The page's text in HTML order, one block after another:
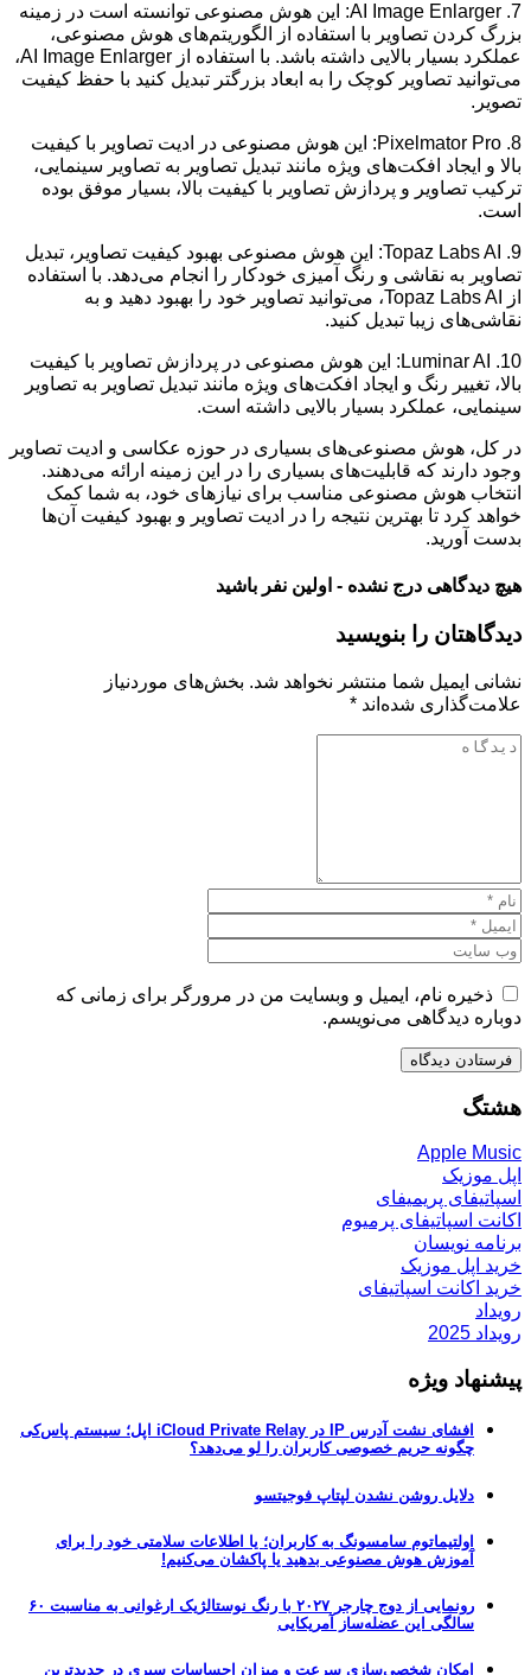
7. AI Image Enlarger: این هوش مصنوعی توانسته است در زمینه
بزرگ کردن تصاویر با استفاده از الگوریتم‌های هوش مصنوعی،
عملکرد بسیار بالایی داشته باشد. با استفاده از AI Image Enlarger،
می‌توانید تصاویر کوچک را به ابعاد بزرگتر تبدیل کنید با حفظ کیفیت
تصویر.
8. Pixelmator Pro: این هوش مصنوعی در ادیت تصاویر با کیفیت
بالا و ایجاد افکت‌های ویژه مانند تبدیل تصاویر به تصاویر سینمایی،
ترکیب تصاویر و پردازش تصاویر با کیفیت بالا، بسیار موفق بوده
است.
9. Topaz Labs AI: این هوش مصنوعی بهبود کیفیت تصاویر، تبدیل
تصاویر به نقاشی و رنگ آمیزی خودکار را انجام می‌دهد. با استفاده
از Topaz Labs AI، می‌توانید تصاویر خود را بهبود دهید و به
نقاشی‌های زیبا تبدیل کنید.
10. Luminar AI: این هوش مصنوعی در پردازش تصاویر با کیفیت
بالا، تغییر رنگ و ایجاد افکت‌های ویژه مانند تبدیل تصاویر به تصاویر
سینمایی، عملکرد بسیار بالایی داشته است.
در کل، هوش مصنوعی‌های بسیاری در حوزه عکاسی و ادیت تصاویر
وجود دارند که قابلیت‌های بسیاری را در این زمینه ارائه می‌دهند.
انتخاب هوش مصنوعی مناسب برای نیازهای خود، به شما کمک
خواهد کرد تا بهترین نتیجه را در ادیت تصاویر و بهبود کیفیت آن‌ها
بدست آورید.
هیچ دیدگاهی درج نشده - اولین نفر باشید
دیدگاهتان را بنویسید
نشانی ایمیل شما منتشر نخواهد شد. بخش‌های موردنیاز
علامت‌گذاری شده‌اند *
ذخیره نام، ایمیل و وبسایت من در مرورگر برای زمانی که
دوباره دیدگاهی می‌نویسم.
هشتگ
Apple Music
اپل موزیک
اسپاتیفای پریمیفای
اکانت اسپاتیفای پرمیوم
برنامه نویسان
خرید اپل موزیک
خرید اکانت اسپاتیفای
رویداد
رویداد 2025
پیشنهاد ویژه
افشای نشت آدرس IP در iCloud Private Relay اپل؛ سیستم پاس‌کی
چگونه حریم خصوصی کاربران را لو می‌دهد؟
دلایل روشن نشدن لپتاپ فوجیتسو
اولتیماتوم سامسونگ به کاربران؛ یا اطلاعات سلامتی خود را برای
آموزش هوش مصنوعی بدهید یا پاکشان می‌کنیم!
رونمایی از دوج چارجر ۲۰۲۷ با رنگ نوستالژیک ارغوانی به مناسبت ۶۰
سالگی این عضله‌ساز آمریکایی
امکان شخصی‌سازی سرعت و میزان احساسات سیری در جدیدترین